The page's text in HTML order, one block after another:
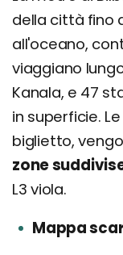
della città fino
all'oceano,
viaggiano
Kanala, e 47
in superficie.
biglietto,
zone
L3 viola.
Mappa